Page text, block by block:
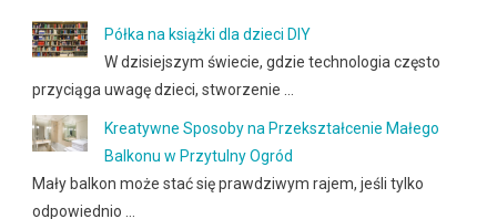
Półka na książki dla dzieci DIY
W dzisiejszym świecie, gdzie technologia często
przyciąga uwagę dzieci, stworzenie …
Kreatywne Sposoby na Przekształcenie Małego
Balkonu w Przytulny Ogród
Mały balkon może stać się prawdziwym rajem, jeśli tylko
odpowiednio …